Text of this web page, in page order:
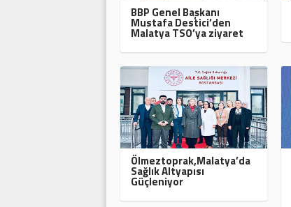
BBP Genel Başkanı
Mustafa Destici’den
Malatya TSO’ya ziyaret
Ölmeztoprak,Malatya’da
Sağlık Altyapısı
Güçleniyor